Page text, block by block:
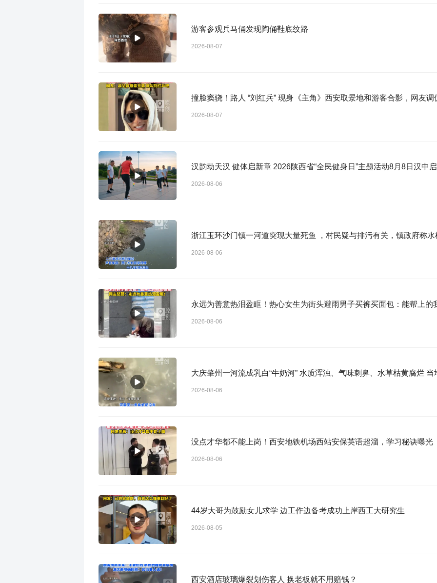
游客参观兵马俑发现陶俑鞋底纹路
2026-08-07
撞脸窦骁！路人 “刘红兵” 现身《主角》西安取景地和游客合影，网友
2026-08-07
汉韵动天汉 健体启新章 2026陕西省“全民健身日”主题活动8月8日汉中
2026-08-06
浙江玉环沙门镇一河道突现大量死鱼 ，村民疑与排污有关，镇政府称
2026-08-06
永远为善意热泪盈眶！热心女生为街头避雨男子买裤买面包：能帮上的
2026-08-06
大庆肇州一河流成乳白“牛奶河” 水质浑浊、气味刺鼻、水草枯黄腐烂
2026-08-06
没点才华都不能上岗！西安地铁机场西站安保英语超溜，学习秘诀曝光
2026-08-06
44岁大哥为鼓励女儿求学 边工作边备考成功上岸西工大研究生
2026-08-05
西安酒店玻璃爆裂划伤客人 换老板就不用赔钱？